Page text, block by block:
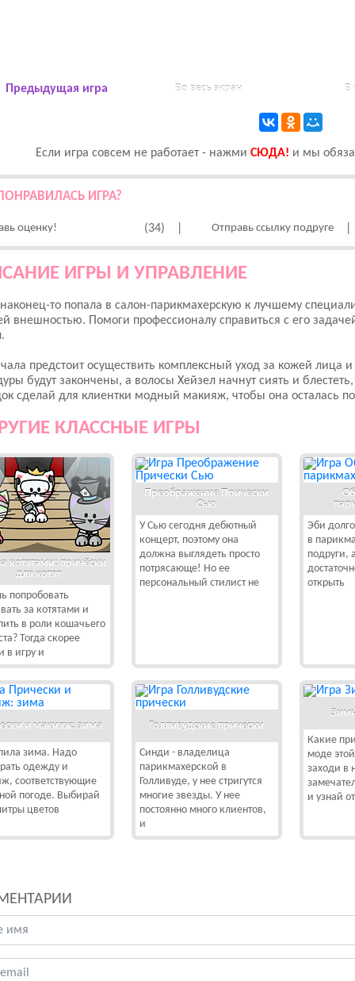
Предыдущая игра Во весь экран В
Если игра совсем не работает - нажми CЮДА! и мы
ИГРА?
оценку! (34) Отправь ссылку подруге
ИГРЫ И УПРАВЛЕНИЕ
то попала в салон-парикмахерскую к лучшему
внешностью. Помоги профессионалу справиться с его
предстоит осуществить комплексный уход за кожей лица и
будут закончены, а волосы Хейзел начнут сиять и
сделай для клиентки модный макияж, чтобы она осталась
КЛАССНЫЕ ИГРЫ
котятами: причёски
для котят
попробовать
за котятами и
в роли кошачьего
Тогда скорее
в игру и
Преображение Прически
Сью
У Сью сегодня дебютный
концерт, поэтому она
должна выглядеть просто
потрясающе! Но ее
персональный стилист не
Эби
в
подруги,
открыть
и макияж: зима
зима. Надо
одежду и
соответствующие
погоде. Выбирай
цветов
Голливудские прически
Синди - владелица
парикмахерской в
Голливуде, у нее стригутся
многие звезды. У нее
постоянно много клиентов,
и
Какие
моде
заходи в
и узнай